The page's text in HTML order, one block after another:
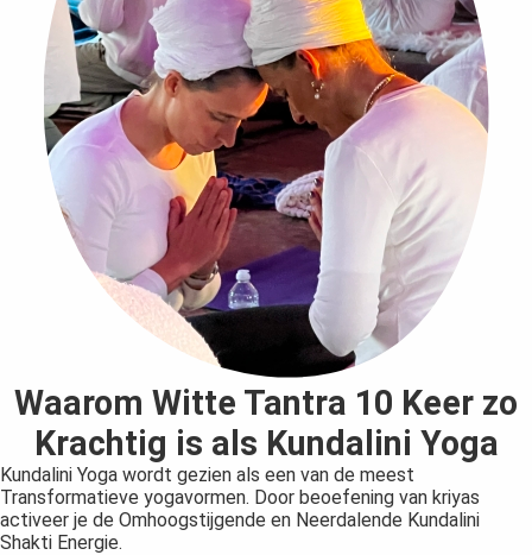
Waarom Witte Tantra 10 Keer zo
Krachtig is als Kundalini Yoga
Kundalini Yoga wordt gezien als een van de meest
Transformatieve yogavormen. Door beoefening van kriyas
activeer je de Omhoogstijgende en Neerdalende Kundalini
Shakti Energie.